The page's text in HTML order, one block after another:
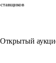
Открытый